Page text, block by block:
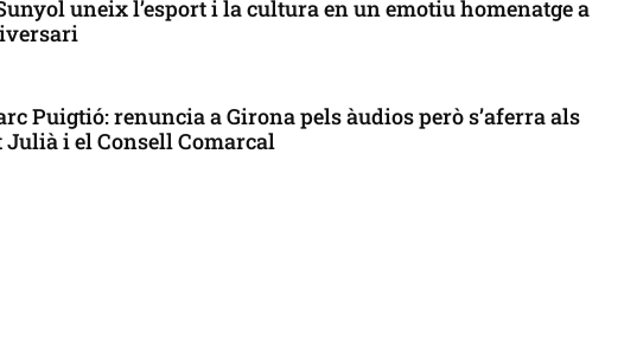
uneix l’esport i la cultura en un emotiu homenatge a
Puigtió: renuncia a Girona pels àudios però s’aferra als
i el Consell Comarcal